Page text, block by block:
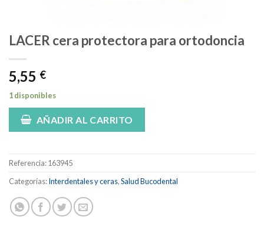
LACER cera protectora para ortodoncia
5,55 €
1 disponibles
AÑADIR AL CARRITO
Referencia:163945
Categorías:Interdentales y ceras,Salud Bucodental